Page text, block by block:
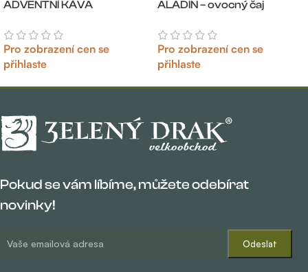
ADVENTNÍ KÁVA
Pro zobrazení cen se
přihlaste
ALADIN – ovocný čaj
Pro zobrazení cen se
přihlaste
Pokud se vám líbíme, můžete odebírat
novinky!